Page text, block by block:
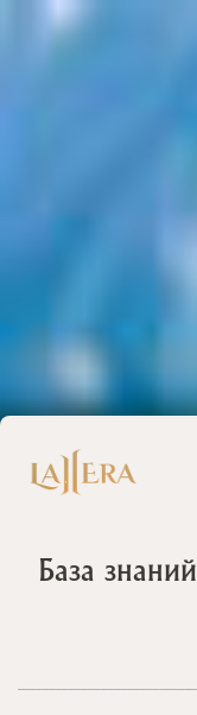
База знаний